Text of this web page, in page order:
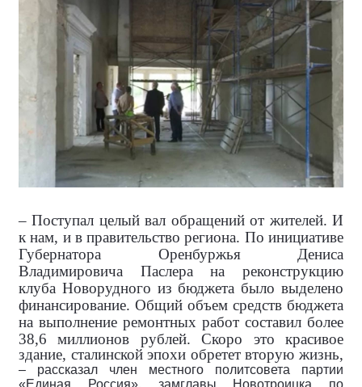
– Поступал целый вал обращений от жителей. И
к нам, и в правительство региона. По инициативе
Губернатора Оренбуржья Дениса
Владимировича Паслера на реконструкцию
клуба Новорудного из бюджета было выделено
финансирование. Общий объем средств бюджета
на выполнение ремонтных работ составил более
38,6 миллионов рублей.Скоро это красивое
здание, сталинской эпохи обретет вторую жизнь,
– рассказал член местного политсовета партии
«Единая Россия», замглавы Новотроицка по